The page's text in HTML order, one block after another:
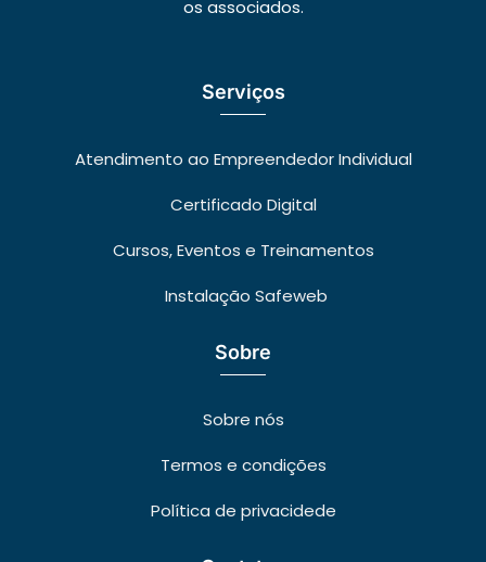
os associados.
Serviços
Atendimento ao Empreendedor Individual
Certificado Digital
Cursos, Eventos e Treinamentos
Instalação Safeweb
Sobre
Sobre nós
Termos e condições
Política de privacidede